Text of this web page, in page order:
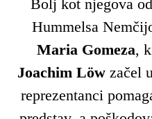
Bolj kot njegova
Hummelsa
Maria Gomeza,
Joachim Löw začel
reprezentanci